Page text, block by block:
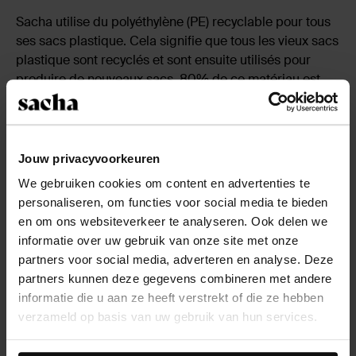
Jouw privacyvoorkeuren
We gebruiken cookies om content en advertenties te
personaliseren, om functies voor social media te bieden
en om ons websiteverkeer te analyseren. Ook delen we
informatie over uw gebruik van onze site met onze
partners voor social media, adverteren en analyse. Deze
partners kunnen deze gegevens combineren met andere
informatie die u aan ze heeft verstrekt of die ze hebben
verzameld op basis van uw gebruik van hun services.
Sacha utilise du polyéthylène (PE) recyclable pour tous
ses sacs plastique. Cela signifie que tous les vieux sacs
plastique sont recyclés et sont ensuite utilisés pour
produire de nouveaux sacs. 80% de ce matériau est
recyclé à partir de déchets post-consommation,
autrement dit les déchets ménagers. Ces déchets se
été collectés. Par conséquent, il y a beaucoup moins de
préserve l'environnement.
Économies d'énergie
Dans les magasins, Sacha opte pour des tubes néon
basse consommation au lieu des 'anciens' tubes néon.
d'énergie. Les anciennes lampes sont éliminées de